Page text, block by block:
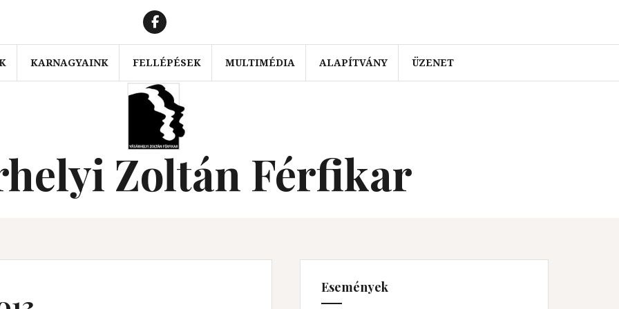
VZK
facebook
KARNAGYAINK FELLÉPÉSEK MULTIMÉDIA ALAPÍTVÁNY ÜZENET
Zoltán Férfikar
Események